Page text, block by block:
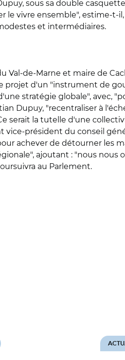
sous sa double
le vivre ensemble", estime-
et intermédiaires.
Val-de-Marne et maire de
d'un "instrument de
stratégie globale", avec,
Dupuy, "recentraliser à
serait la tutelle d'une
président du conseil
achever de détourner les
ajoutant : "nous nous
au Parlement.